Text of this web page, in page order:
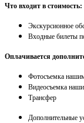
Что входит в стоимость:
Экскурсионное
Входные билеты
Оплачивается
Фотосъемка
Видеосъемка
Трансфер
Дополнительные